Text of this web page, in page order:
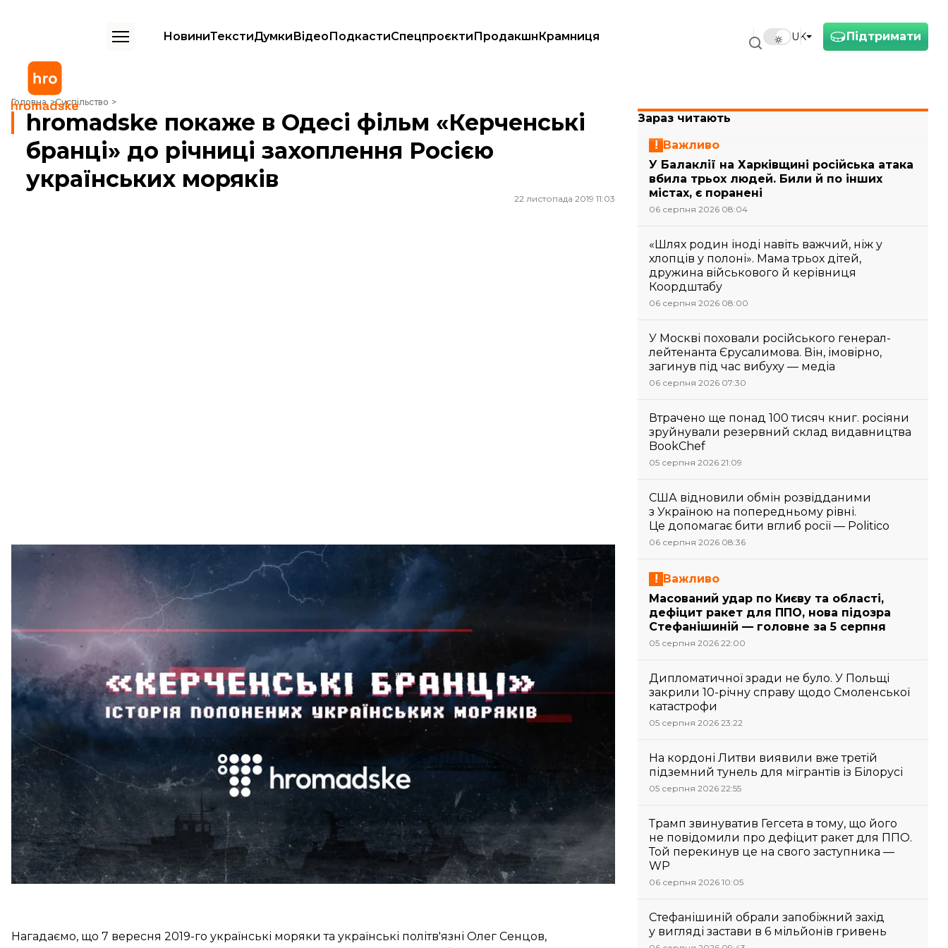
Підтримати
UK
НовиниТекстиДумкиВідеоПодкастиСпецпроєктиПродакшнКрамниця
Головна Суспільство
hromadske покаже в Одесі фільм «Керченські бранці» до річниці захоплення Росією українських моряків
hromadske покаже в Одесі фільм «Керченські
бранці» до річниці захоплення Росією
українських моряків
22 листопада 2019 11:03
У річницю захоплення Росією українських моряків 24 листопада hromadske покаже фільм про те, як
все відбувалося. Показ відбудеться о 18:00 в міському просторі 4City. У заході візьмуть участь
звільнені моряки та авторка фільму, журналістка hromadske Вікторія Рощина. Приходьте дивитися
та розмовляти після фільму. Зареєструватися можна за
посиланням
25 листопада 2018 року біля Керченської протоки у Чорному морі російські військові відкрили вогонь
по українських катерах та захопили 24-х членів екіпажу. 9 місяців українців утримували у російських
тюрмах, не визнаючи їх військовополоненими. РФ не виконувала рішення Міжнародного трибуналу
ООН з морського права негайно відпустити військових.
Журналісти Hromadske поспілкувалися з рідними моряків, були у російських судах, говорили з
адвокатами українців, військовими, самими військовополоненими. Документальна стрічка
«Керченські бранці» — спроба реконструювати події 25 листопада у протоці.
Нагадаємо, що 7 вересня 2019-го українські моряки та українські політв'язні Олег Сенцов,
Зараз читають
Важливо
У Балаклії на Харківщині російська атака
вбила трьох людей. Били й по інших
містах, є поранені
06 серпня 2026 08:04
«Шлях родин іноді навіть важчий, ніж у
хлопців у полоні». Мама трьох дітей,
дружина військового й керівниця
Коордштабу
06 серпня 2026 08:00
У Москві поховали російського генерал-
лейтенанта Єрусалимова. Він, імовірно,
загинув під час вибуху — медіа
06 серпня 2026 07:30
Втрачено ще понад 100 тисяч книг. росіяни
зруйнували резервний склад видавництва
BookChef
05 серпня 2026 21:09
США відновили обмін розвідданими
з Україною на попередньому рівні.
Це допомагає бити вглиб росії — Politico
06 серпня 2026 08:36
Важливо
Масований удар по Києву та області,
дефіцит ракет для ППО, нова підозра
Стефанішиній — головне за 5 серпня
05 серпня 2026 22:00
Дипломатичної зради не було. У Польщі
закрили 10-річну справу щодо Смоленської
катастрофи
05 серпня 2026 23:22
На кордоні Литви виявили вже третій
підземний тунель для мігрантів із Білорусі
05 серпня 2026 22:55
Трамп звинуватив Гегсета в тому, що його
не повідомили про дефіцит ракет для ППО.
Той перекинув це на свого заступника —
WP
06 серпня 2026 10:05
Стефанішиній обрали запобіжний захід
у вигляді застави в 6 мільйонів гривень